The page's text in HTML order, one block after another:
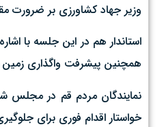
وزیر جهاد کشاورزی بر ضرورت
استاندار هم در این جلسه با
همچنین پیشرفت واگذاری زمین
نمایندگان مردم قم در مجلس
خواستار اقدام فوری برای